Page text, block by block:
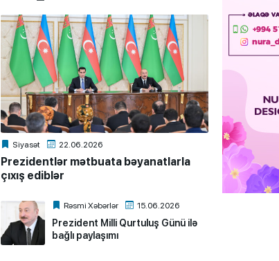
Siyasət 22.06.2026
Prezidentlər mətbuata bəyanatlarla
çıxış ediblər
Rəsmi Xəbərlər 15.06.2026
Prezident Milli Qurtuluş Günü ilə
bağlı paylaşımı